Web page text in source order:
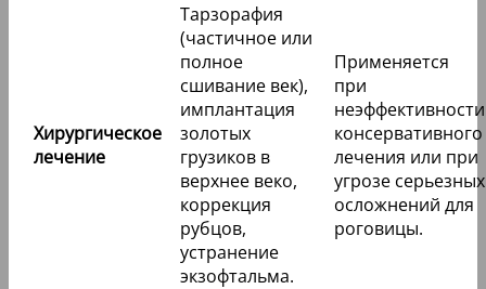
Хирургическое
лечение
Тарзорафия
(частичное или
полное
сшивание век),
имплантация
золотых
грузиков в
верхнее веко,
коррекция
рубцов,
устранение
экзофтальма.
Применяется
при
неэффективности
консервативного
лечения или при
угрозе серьезных
осложнений для
роговицы.